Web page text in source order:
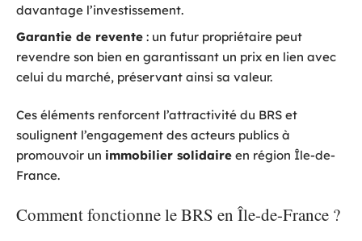
davantage l’investissement.
Garantie de revente : un futur propriétaire peut
revendre son bien en garantissant un prix en lien avec
celui du marché, préservant ainsi sa valeur.
Ces éléments renforcent l’attractivité du BRS et
soulignent l’engagement des acteurs publics à
promouvoir un immobilier solidaire en région Île-de-
France.
Comment fonctionne le BRS en Île-de-France ?